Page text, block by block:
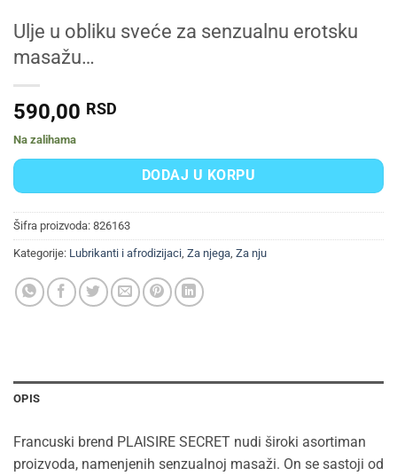
Ulje u obliku sveće za senzualnu erotsku
masažu…
590,00 RSD
Na zalihama
DODAJ U KORPU
Šifra proizvoda: 826163
Kategorije: Lubrikanti i afrodizijaci Za njega Za nju
OPIS
Francuski brend PLAISIRE SECRET nudi široki asortiman
proizvoda, namenjenih senzualnoj masaži. On se sastoji od